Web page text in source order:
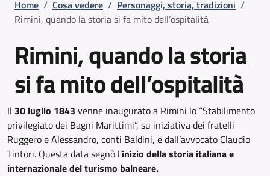
Home / Cosa vedere / Personaggi, storia, tradizioni /
Rimini, quando la storia si fa mito dell’ospitalità
Rimini, quando la storia
si fa mito dell’ospitalità
Il 30 luglio 1843 venne inaugurato a Rimini lo “Stabilimento
privilegiato dei Bagni Marittimi”, su iniziativa dei fratelli
Ruggero e Alessandro, conti Baldini, e dall’avvocato Claudio
Tintori. Questa data segnò l’inizio della storia italiana e
internazionale del turismo balneare.